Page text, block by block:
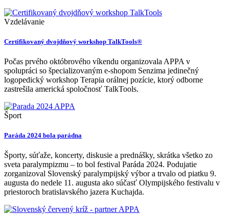
Vzdelávanie
Certifikovaný dvojdňový workshop TalkTools®
Počas prvého októbrového víkendu organizovala APPA v
spolupráci so špecializovaným e-shopom Senzima jedinečný
logopedický workshop Terapia orálnej pozície, ktorý odborne
zastrešila americká spoločnosť TalkTools.
Šport
Paráda 2024 bola parádna
Športy, súťaže, koncerty, diskusie a prednášky, skrátka všetko zo
sveta paralympizmu – to bol festival Paráda 2024. Podujatie
zorganizoval Slovenský paralympijský výbor a trvalo od piatku 9.
augusta do nedele 11. augusta ako súčasť Olympijského festivalu v
priestoroch bratislavského jazera Kuchajda.